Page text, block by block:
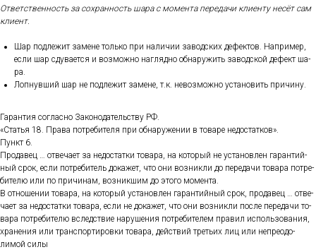
От­ветс­твен­ность за сох­ранность ша­ра с мо­мен­та пе­реда­чи кли­ен­ту не­сёт сам
кли­ент.
Шар под­ле­жит за­мене толь­ко при на­личии за­вод­ских де­фек­тов. Нап­ри­мер,
ес­ли шар сду­ва­ет­ся и воз­можно наг­лядно об­на­ружить за­вод­ской де­фект ша­
ра.
Лоп­нувший шар не под­ле­жит за­мене, т.к. не­воз­можно ус­та­новить при­чину.
Га­ран­тия сог­ласно За­коно­датель­ству РФ.
«Статья 18. Пра­ва пот­ре­бите­ля при об­на­руже­нии в то­варе не­дос­татков».
Пункт 6.
Про­давец … от­ве­ча­ет за не­дос­татки то­вара, на ко­торый не ус­та­нов­лен га­ран­тий­
ный срок, ес­ли пот­ре­битель до­кажет, что они воз­никли до пе­реда­чи то­вара пот­ре­
бите­лю или по при­чинам, воз­никшим до это­го мо­мен­та.
В от­но­шении то­вара, на ко­торый ус­та­нов­лен га­ран­тий­ный срок, про­давец … от­ве­
ча­ет за не­дос­татки то­вара, ес­ли не до­кажет, что они воз­никли пос­ле пе­реда­чи то­
вара пот­ре­бите­лю вследс­твие на­руше­ния пот­ре­бите­лем пра­вил ис­поль­зо­вания,
хра­нения или тран­спор­ти­ров­ки то­вара, дей­ствий треть­их лиц или неп­ре­одо­
лимой си­лы